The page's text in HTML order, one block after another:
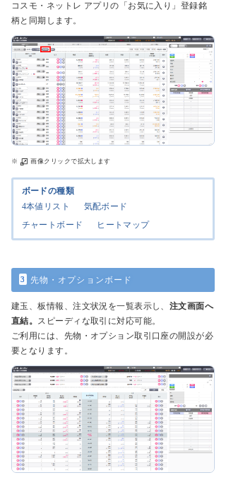
コスモ・ネットレ アプリの「お気に入り」登録銘
柄と同期します。
※ 画像クリックで拡大します
ボードの種類
4本値リスト
気配ボード
チャートボード
ヒートマップ
3 先物・オプションボード
建玉、板情報、注文状況を一覧表示し、 注文画面へ
直結。
スピーディな取引に対応可能。
ご利用には、先物・オプション取引口座の開設が必
要となります。